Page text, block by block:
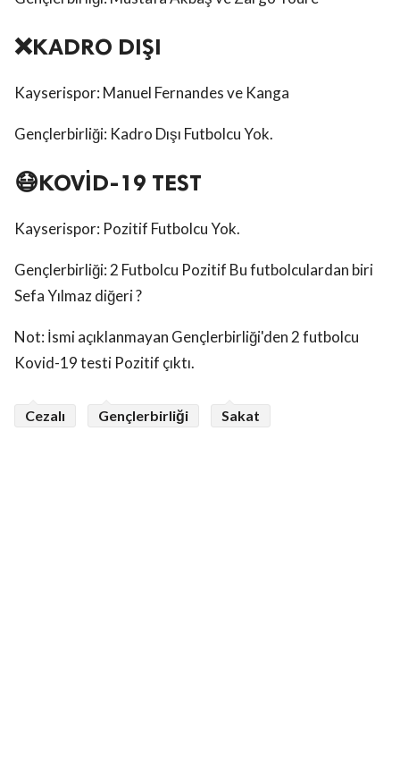
❌KADRO DIŞI
Kayserispor: Manuel Fernandes ve Kanga
Gençlerbirliği: Kadro Dışı Futbolcu Yok.
😷KOVİD-19 TEST
Kayserispor: Pozitif Futbolcu Yok.
Gençlerbirliği: 2 Futbolcu Pozitif Bu futbolculardan biri
Sefa Yılmaz diğeri ?
Not: İsmi açıklanmayan Gençlerbirliği'den 2 futbolcu
Kovid-19 testi Pozitif çıktı.
Cezalı Gençlerbirliği Sakat